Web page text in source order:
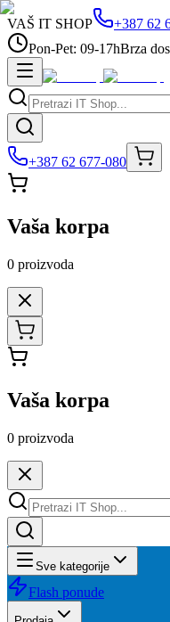
VAŠ IT SHOP +387 62
Pon-Pet: 09-17hBrza
+387 62 677-080
Vaša korpa
0 proizvoda
Vaša korpa
0 proizvoda
Sve kategorije
Flash ponude